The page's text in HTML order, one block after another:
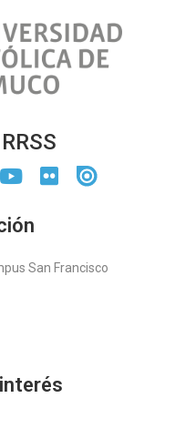
San Francisco